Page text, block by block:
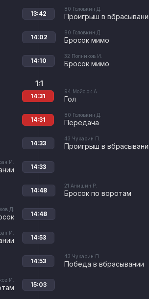
80 Головкин Д.
Проигрыш в
13:42
80 Головкин Д.
Бросок мимо
14:02
32 Полников И.
Бросок мимо
14:10
94 Мойсюк А.
Гол
1:1
14:31
80 Головкин Д.
Передача
14:31
43 Чукарин П.
Проигрыш в
14:33
И.
14:33
21 Анишин Р.
Бросок по воротам
14:48
Д.
14:48
И.
14:53
43 Чукарин П.
Победа в вбрасывании
14:53
И.
15:03